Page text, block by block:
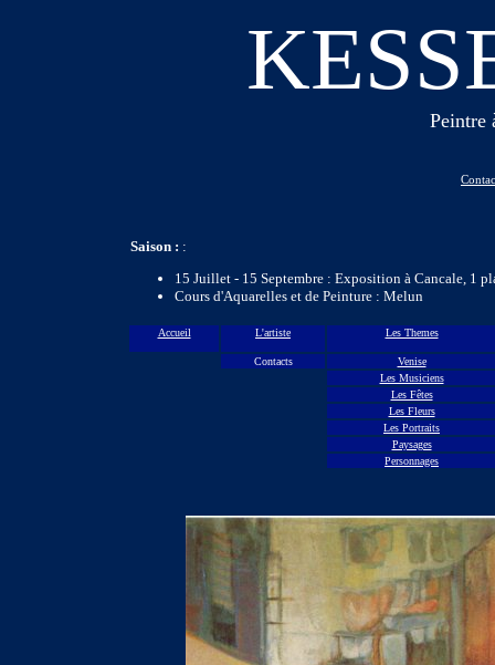
Peintre
Saison : :
15 Juillet - 15 Septembre : Exposition à Cancale, 1
Cours d'Aquarelles et de Peinture : Melun
Accueil L'artiste Les Themes
Contacts
Venise
Les Musiciens
Les Fêtes
Les Fleurs
Les Portraits
Paysages
Personnages